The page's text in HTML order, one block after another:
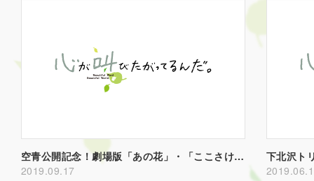
空青公開記念！劇場版「あの花」・「ここさけ」・「空青SP特番」放送決定！
2019.09.17
下北沢ト